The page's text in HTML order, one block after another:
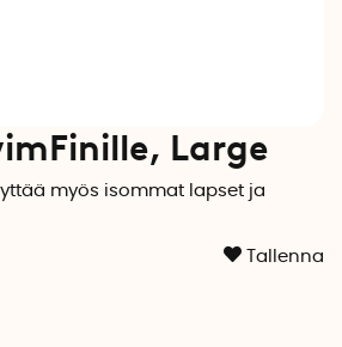
Large
myös isommat lapset ja
Tallenna